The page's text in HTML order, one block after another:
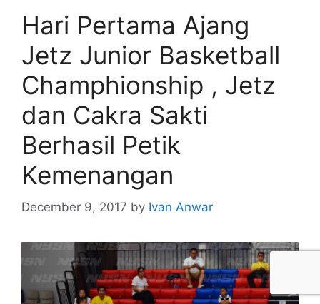
Hari Pertama Ajang
Jetz Junior Basketball
Champhionship , Jetz
dan Cakra Sakti
Berhasil Petik
Kemenangan
December 9, 2017 by Ivan Anwar